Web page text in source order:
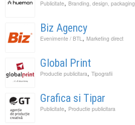
Publicitate, Branding, design, packaging
Biz Agency
Evenimente / BTL, Marketing direct
Global Print
Productie publicitara, Tipografii
Grafica si Tipar
Publicitate, Productie publicitara